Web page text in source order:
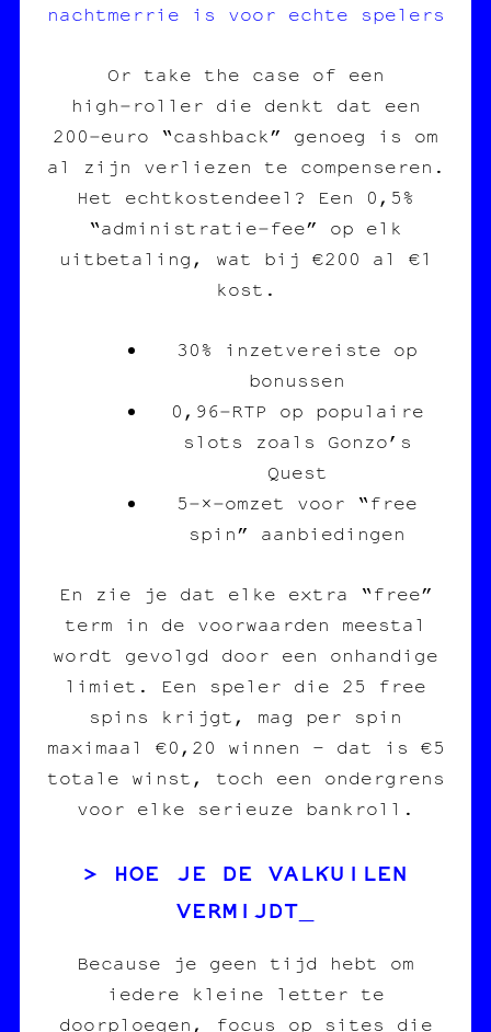
nachtmerrie is voor echte spelers
Or take the case of een
high‑roller die denkt dat een
200‑euro “cashback” genoeg is om
al zijn verliezen te compenseren.
Het echtkostendeel? Een 0,5%
“administratie‑fee” op elk
uitbetaling, wat bij €200 al €1
kost.
30% inzetvereiste op
bonussen
0,96‑RTP op populaire
slots zoals Gonzo’s
Quest
5‑×‑omzet voor “free
spin” aanbiedingen
En zie je dat elke extra “free”
term in de voorwaarden meestal
wordt gevolgd door een onhandige
limiet. Een speler die 25 free
spins krijgt, mag per spin
maximaal €0,20 winnen – dat is €5
totale winst, toch een ondergrens
voor elke serieuze bankroll.
HOE JE DE VALKUILEN
VERMIJDT
Because je geen tijd hebt om
iedere kleine letter te
doorploegen, focus op sites die